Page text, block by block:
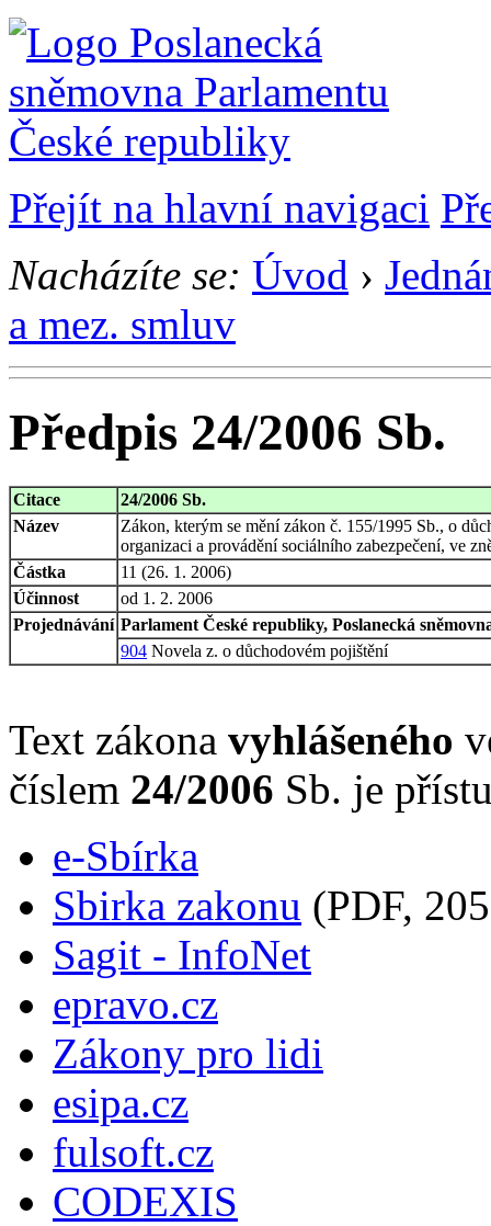
Přejít na hlavní navigaci
Nacházíte se: Úvod ›
a mez. smluv
Předpis 24/2006 Sb.
Citace
24/2006 Sb.
Název
Zákon, kterým se mění zákon č. 155/1995 Sb., o
organizaci a provádění sociálního zabezpečení, ve
Částka
11 (26. 1. 2006)
Účinnost
od 1. 2. 2006
Projednávání Parlament České republiky, Poslanecká
904 Novela z. o důchodovém pojištění
Text zákona vyhlášeného
číslem 24/2006 Sb. je
e-Sbírka
Sbirka zakonu (PDF,
Sagit - InfoNet
epravo.cz
Zákony pro lidi
esipa.cz
fulsoft.cz
CODEXIS